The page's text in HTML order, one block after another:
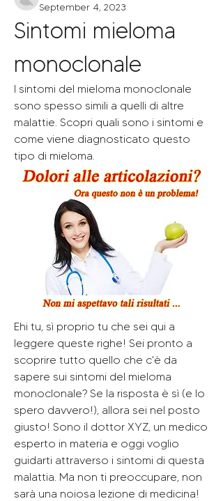
September 4, 2023
Sintomi mieloma
monoclonale
I sintomi del mieloma monoclonale
sono spesso simili a quelli di altre
malattie. Scopri quali sono i sintomi e
come viene diagnosticato questo
tipo di mieloma.
Ehi tu, sì proprio tu che sei qui a
leggere queste righe! Sei pronto a
scoprire tutto quello che c'è da
sapere sui sintomi del mieloma
monoclonale? Se la risposta è sì (e lo
spero davvero!), allora sei nel posto
giusto! Sono il dottor XYZ, un medico
esperto in materia e oggi voglio
guidarti attraverso i sintomi di questa
malattia. Ma non ti preoccupare, non
sarà una noiosa lezione di medicina!